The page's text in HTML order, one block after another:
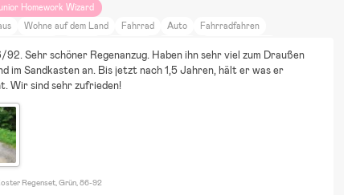
Homework Wizard
Wohne auf dem Land Fahrrad Auto
Fahrradfahren
DIY-Projekte Raus aufs Land
Tiere und Natur
und Trinken
Einrichtung
Sehr schöner Regenanzug. Haben ihn sehr viel zum Draußen
im Sandkasten an. Bis jetzt nach 1,5 Jahren, hält er was er
Wir sind sehr zufrieden!
Regenset, Grün, 86-92